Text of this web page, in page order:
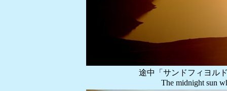
途中「サンドフィヨル
The midnight sun